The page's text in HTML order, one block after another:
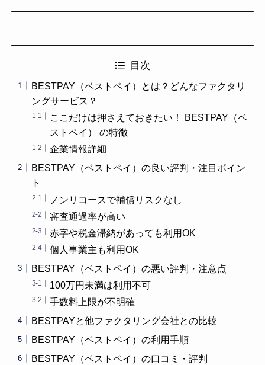
目次
BESTPAY（ベストペイ）とは？どんなファクタリ
ングサービス？
ここだけは押さえておきたい！ BESTPAY（ベ
ストペイ） の特徴
企業情報詳細
BESTPAY（ベストペイ）の良い評判・注目ポイン
ト
ノンリコースで補償リスクなし
審査通過率が高い
赤字や税金滞納があっても利用OK
個人事業主も利用OK
BESTPAY（ベストペイ）の悪い評判・注意点
100万円未満は利用不可
手数料上限が不明確
BESTPAYと他ファクタリング会社との比較
BESTPAY（ベストペイ）の利用手順
BESTPAY（ベストペイ）の口コミ・評判